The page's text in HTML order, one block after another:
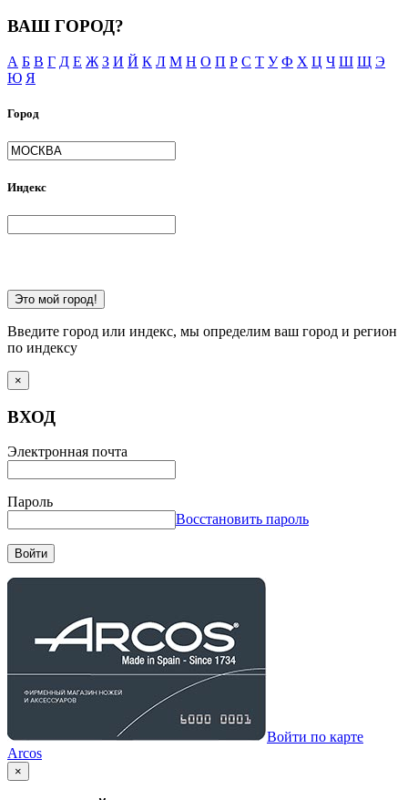
ВАШ ГОРОД?
А Б В Г Д Е Ж З И Й К Л М Н О П Р С Т У Ф Х Ц Ч Ш Щ Э
Ю Я
Город
Индекс
Это мой город!
Введите город или индекс, мы определим ваш город и регион
по индексу
×
ВХОД
Электронная почта
Пароль
Восстановить пароль
Войти
Войти по карте
Arcos
×